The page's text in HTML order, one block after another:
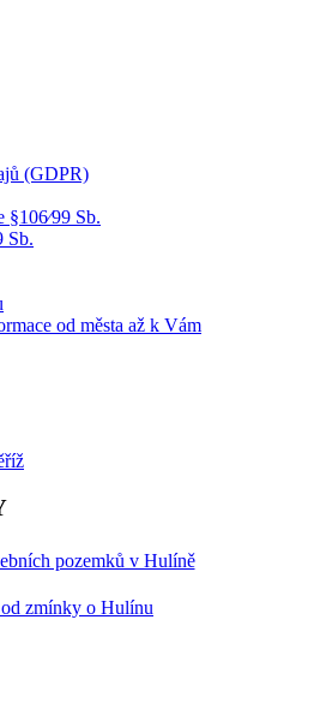
(GDPR)
Sb.
Sb.
od města až k Vám